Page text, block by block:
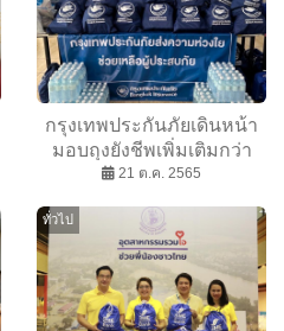
กรุงเทพประกันภัยเดินหน้า
มอบถุงยังชีพเพิ่มเติมกว่า
900 ชุด ช่วยเหลือผู้ประสบ
ต่อเนื่อง
21 ต.ค. 2565
ทั่วไป